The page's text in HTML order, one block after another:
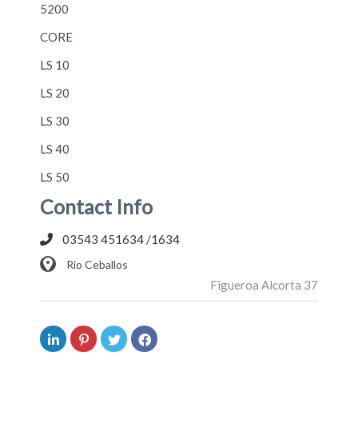
5200
CORE
LS 10
LS 20
LS 30
LS 40
LS 50
Contact Info
03543 451634 /1634
Rio Ceballos
Figueroa Alcorta 37